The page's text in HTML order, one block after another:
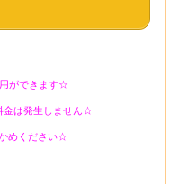
ができます☆
金は発生しません☆
めください☆